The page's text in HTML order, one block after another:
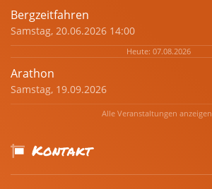
Bergzeitfahren
Samstag, 20.06.2026 14:00
Heute: 07.08.2026
Arathon
Samstag, 19.09.2026
Alle Veranstaltungen anzeigen
Kontakt